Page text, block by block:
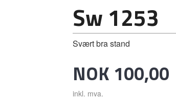
Sw 1253
Svært bra stand
Pris
NOK 100,00
inkl. mva.